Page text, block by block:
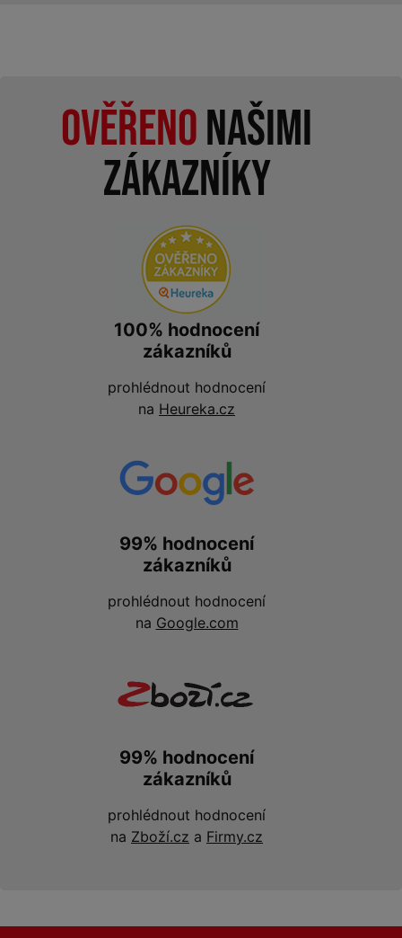
Ověřenonašimi
zákazníky
100% hodnocení
zákazníků
prohlédnout hodnocení
na Heureka.cz
99% hodnocení
zákazníků
prohlédnout hodnocení
na Google.com
99% hodnocení
zákazníků
prohlédnout hodnocení
na Zboží.cz a Firmy.cz